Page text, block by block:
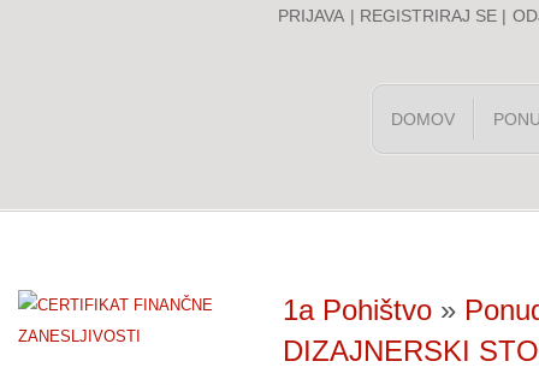
| REGISTRIRAJ SE |
PRIJAVA
DOMOV
1a Pohištvo »
DIZAJNERSKI